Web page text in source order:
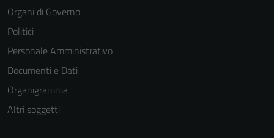
Organi di Governo
Politici
Personale Amministrativo
Documenti e Dati
Organigramma
Altri soggetti